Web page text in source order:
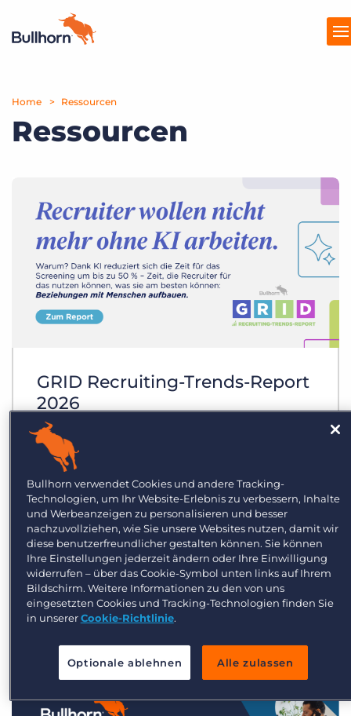
Produkte
Preise
Marktplatz
Unternehmen
Home Ressourcen
Ressourcen
GRID Recruiting-Trends-Report
2026
Welche Strategien sorgen für ein
Umsatzwachstum in 2026?
Während sich der Markt nur leicht
entspannt, klafft die Lücke zwischen
Personaldienstleistern, die KI strategisch
integrieren – und jenen, die noch
experimentieren, immer weiter
auseinander.
Bullhorn verwendet Cookies und andere Tracking-
Technologien, um Ihr Website-Erlebnis zu verbessern, Inhalte
und Werbeanzeigen zu personalisieren und besser
nachzuvollziehen, wie Sie unsere Websites nutzen, damit wir
diese benutzerfreundlicher gestalten können. Sie können
Ihre Einstellungen jederzeit ändern oder Ihre Einwilligung
widerrufen – über das Cookie-Symbol unten links auf Ihrem
Bildschirm. Weitere Informationen zu den von uns
eingesetzten Cookies und Tracking-Technologien finden Sie
in unsererCookie-Richtlinie.
Optionale ablehnen Alle zulassen